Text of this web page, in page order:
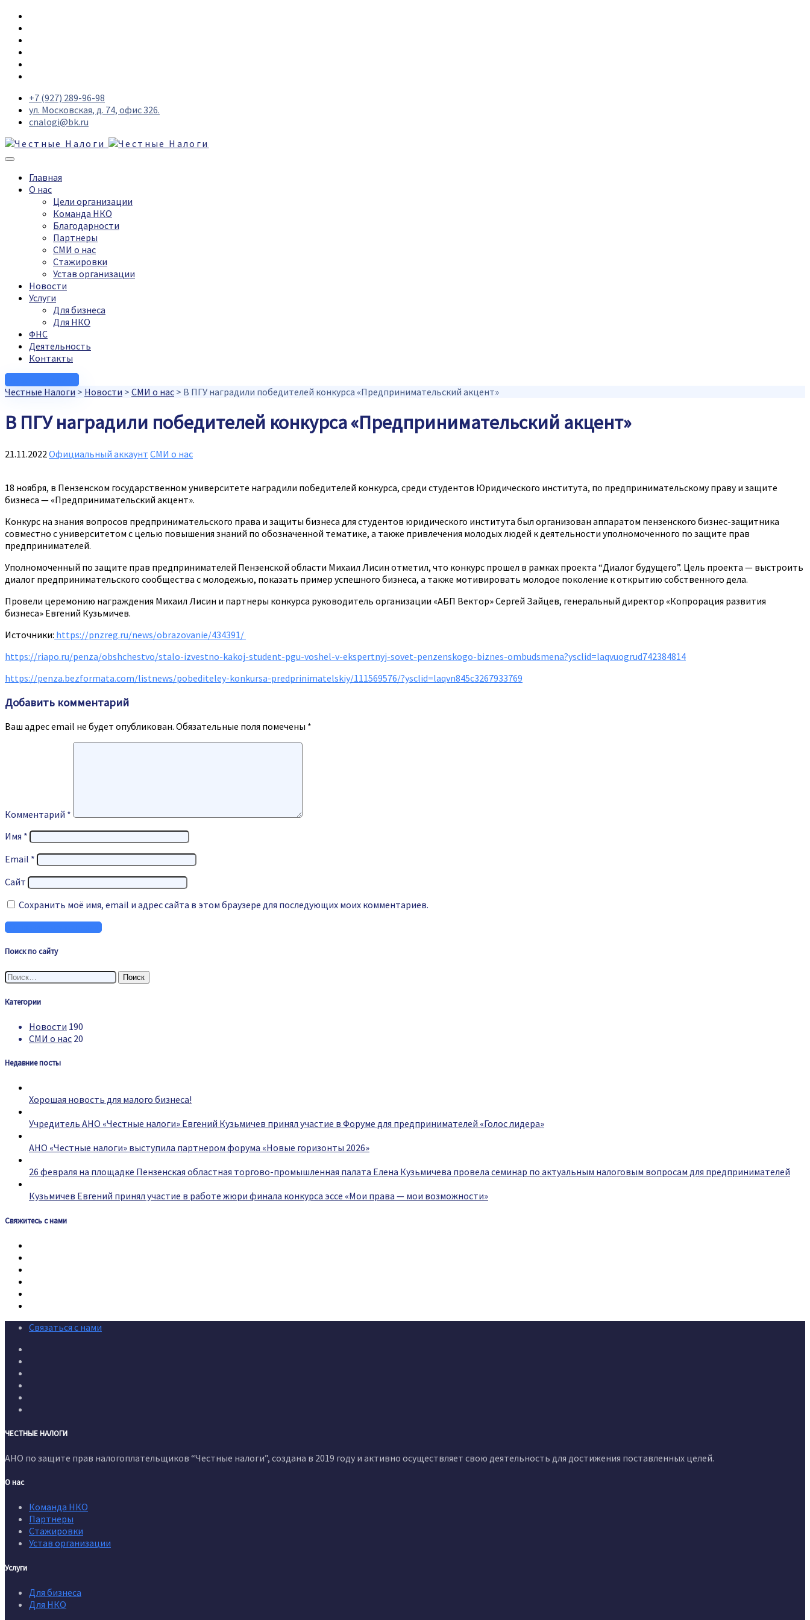
+7 (927) 289-96-98
ул. Московская, д. 74, офис 326.
cnalogi@bk.ru
Главная
О нас
Цели организации
Команда НКО
Благодарности
Партнеры
СМИ о нас
Стажировки
Устав организации
Новости
Услуги
Для бизнеса
Для НКО
ФНС
Деятельность
Контакты
Честные Налоги > Новости > СМИ о нас > В ПГУ наградили победителей конкурса «Предпринимательский акцент»
В ПГУ наградили победителей конкурса «Предпринимательский акцент»
21.11.2022Официальный аккаунт СМИ о нас
18 ноября, в Пензенском государственном университете наградили победителей конкурса, среди студентов Юридического института, по предпринимательскому праву и защите
бизнеса — «Предпринимательский акцент».
Конкурс на знания вопросов предпринимательского права и защиты бизнеса для студентов юридического института был организован аппаратом пензенского бизнес-защитника
совместно с университетом с целью повышения знаний по обозначенной тематике, а также привлечения молодых людей к деятельности уполномоченного по защите прав
предпринимателей.
Уполномоченный по защите прав предпринимателей Пензенской области Михаил Лисин отметил, что конкурс прошел в рамках проекта “Диалог будущего”. Цель проекта — выстроить
диалог предпринимательского сообщества с молодежью, показать пример успешного бизнеса, а также мотивировать молодое поколение к открытию собственного дела.
Провели церемонию награждения Михаил Лисин и партнеры конкурса руководитель организации «АБП Вектор» Сергей Зайцев, генеральный директор «Копрорация развития
бизнеса» Евгений Кузьмичев.
Источники: https://pnzreg.ru/news/obrazovanie/434391/
https://riapo.ru/penza/obshchestvo/stalo-izvestno-kakoj-student-pgu-voshel-v-ekspertnyj-sovet-penzenskogo-biznes-ombudsmena?ysclid=laqvuogrud742384814
https://penza.bezformata.com/listnews/pobediteley-konkursa-predprinimatelskiy/111569576/?ysclid=laqvn845c3267933769
Добавить комментарий
Ваш адрес email не будет опубликован. Обязательные поля помечены *
Комментарий *
Имя *
Email *
Сайт
Сохранить моё имя, email и адрес сайта в этом браузере для последующих моих комментариев.
Поиск по сайту
Найти:
Категории
Новости 190
СМИ о нас 20
Недавние посты
Хорошая новость для малого бизнеса!
Учредитель АНО «Честные налоги» Евгений Кузьмичев принял участие в Форуме для предпринимателей «Голос лидера»
АНО «Честные налоги» выступила партнером форума «Новые горизонты 2026»
26 февраля на площадке Пензенская областная торгово-промышленная палата Елена Кузьмичева провела семинар по актуальным налоговым вопросам для предпринимателей
Кузьмичев Евгений принял участие в работе жюри финала конкурса эссе «Мои права — мои возможности»
Свяжитесь с нами
Связаться с нами
ЧЕСТНЫЕ НАЛОГИ
АНО по защите прав налогоплательщиков “Честные налоги”, создана в 2019 году и активно осуществляет свою деятельность для достижения поставленных целей.
О нас
Команда НКО
Партнеры
Стажировки
Устав организации
Услуги
Для бизнеса
Для НКО